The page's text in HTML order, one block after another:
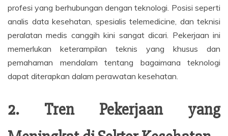
profesi yang berhubungan dengan teknologi. Posisi seperti
analis data kesehatan, spesialis telemedicine, dan teknisi
peralatan medis canggih kini sangat dicari. Pekerjaan ini
memerlukan keterampilan teknis yang khusus dan
pemahaman mendalam tentang bagaimana teknologi
dapat diterapkan dalam perawatan kesehatan.
2. Tren Pekerjaan yang